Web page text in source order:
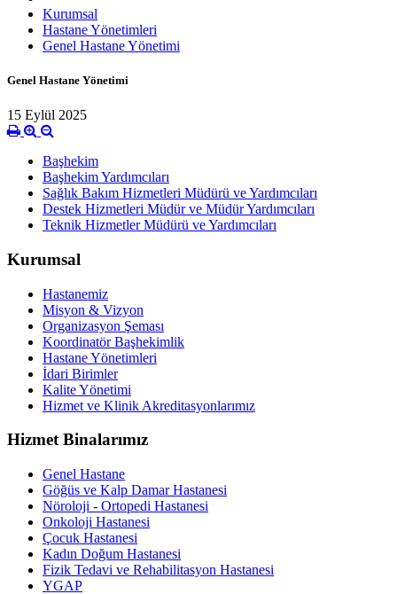
Kurumsal
Hastane Yönetimleri
Genel Hastane Yönetimi
Genel Hastane Yönetimi
15 Eylül 2025
Başhekim
Başhekim Yardımcıları
Sağlık Bakım Hizmetleri Müdürü ve Yardımcıları
Destek Hizmetleri Müdür ve Müdür Yardımcıları
Teknik Hizmetler Müdürü ve Yardımcıları
Kurumsal
Hastanemiz
Misyon & Vizyon
Organizasyon Şeması
Koordinatör Başhekimlik
Hastane Yönetimleri
İdari Birimler
Kalite Yönetimi
Hizmet ve Klinik Akreditasyonlarımız
Hizmet Binalarımız
Genel Hastane
Göğüs ve Kalp Damar Hastanesi
Nöroloji - Ortopedi Hastanesi
Onkoloji Hastanesi
Çocuk Hastanesi
Kadın Doğum Hastanesi
Fizik Tedavi ve Rehabilitasyon Hastanesi
YGAP